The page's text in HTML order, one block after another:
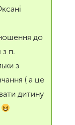
до
з п.
з
( а це
дитину